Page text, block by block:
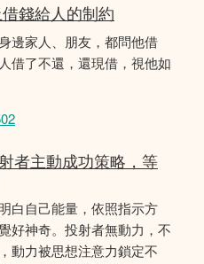
錢給人的制約
邊家人、朋友，都問他借
借了不還，還現借，視他如
者主動成功策略，等
白自己能量，依照指示方
好神奇。投射者無動力，不
動力被思想注意力鎖定不